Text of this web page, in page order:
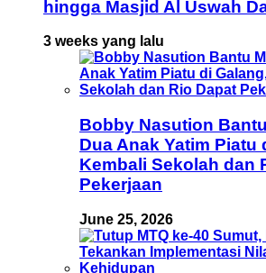
hingga Masjid Al Uswah
3 weeks yang lalu
Bobby Nasution
Dua Anak Yatim Piatu
Kembali Sekolah dan
Pekerjaan
June 25, 2026